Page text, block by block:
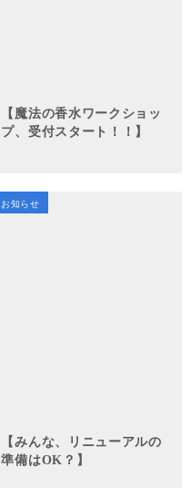
【魔法の香水ワークショッ
プ、受付スタート！！】
お知らせ
【みんな、リニューアルの
準備はOK？】